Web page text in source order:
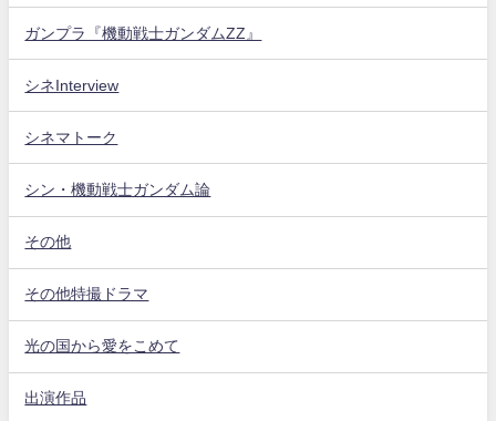
ガンプラ『機動戦士ガンダムZZ』
シネInterview
シネマトーク
シン・機動戦士ガンダム論
その他
その他特撮ドラマ
光の国から愛をこめて
出演作品